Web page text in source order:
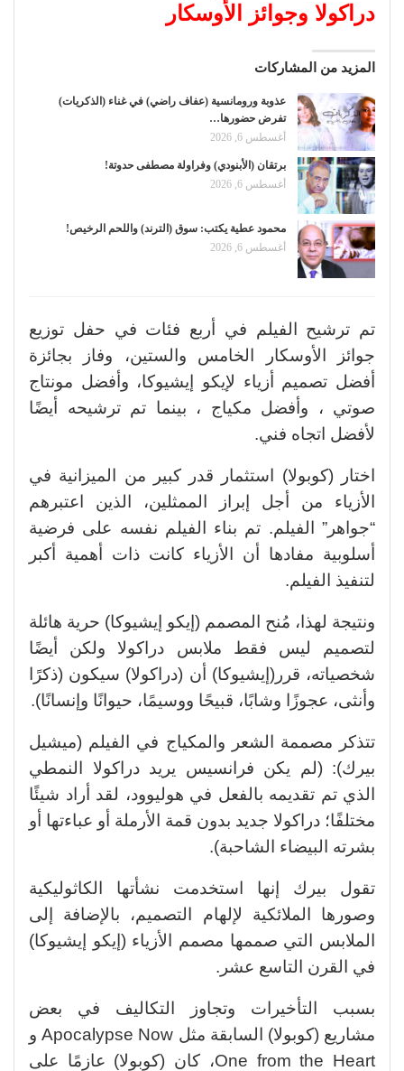
دراكولا وجوائز الأوسكار
المزيد من المشاركات
عذوبة ورومانسية (عفاف راضي) في غناء (الذكريات)
تفرض حضورها…
أغسطس 6, 2026
برتقان (الأبنودي) وفراولة مصطفى حدوتة!
أغسطس 6, 2026
محمود عطية يكتب: سوق (الترند) واللحم الرخيص!
أغسطس 6, 2026
تم ترشيح الفيلم في أربع فئات في حفل توزيع
جوائز الأوسكار الخامس والستين، وفاز بجائزة
أفضل تصميم أزياء لإيكو إيشيوكا، وأفضل مونتاج
صوتي ، وأفضل مكياج ، بينما تم ترشيحه أيضًا
لأفضل اتجاه فني.
اختار (كوبولا) استثمار قدر كبير من الميزانية في
الأزياء من أجل إبراز الممثلين، الذين اعتبرهم
“جواهر” الفيلم. تم بناء الفيلم نفسه على فرضية
أسلوبية مفادها أن الأزياء كانت ذات أهمية أكبر
لتنفيذ الفيلم.
ونتيجة لهذا، مُنح المصمم (إيكو إيشيوكا) حرية هائلة
لتصميم ليس فقط ملابس دراكولا ولكن أيضًا
شخصياته، قرر(إيشيوكا) أن (دراكولا) سيكون (ذكرًا
وأنثى، عجوزًا وشابًا، قبيحًا ووسيمًا، حيوانًا وإنسانًا).
تتذكر مصممة الشعر والمكياج في الفيلم (ميشيل
بيرك): (لم يكن فرانسيس يريد دراكولا النمطي
الذي تم تقديمه بالفعل في هوليوود، لقد أراد شيئًا
مختلفًا؛ دراكولا جديد بدون قمة الأرملة أو عباءتها أو
بشرته البيضاء الشاحبة).
تقول بيرك إنها استخدمت نشأتها الكاثوليكية
وصورها الملائكية لإلهام التصميم، بالإضافة إلى
الملابس التي صممها مصمم الأزياء (إيكو إيشيوكا)
في القرن التاسع عشر.
بسبب التأخيرات وتجاوز التكاليف في بعض
مشاريع (كوبولا) السابقة مثل Apocalypse Now و
One from the Heart، كان (كوبولا) عازمًا على